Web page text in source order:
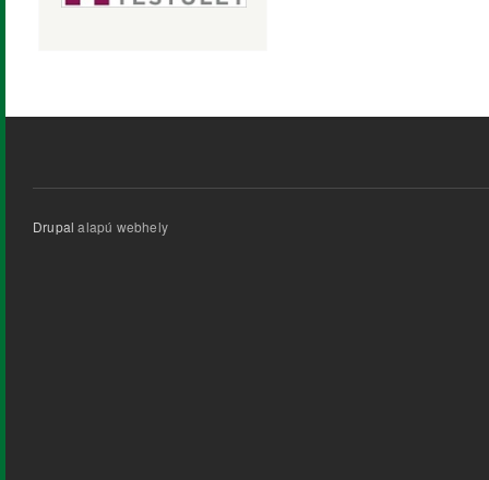
Drupal alapú webhely